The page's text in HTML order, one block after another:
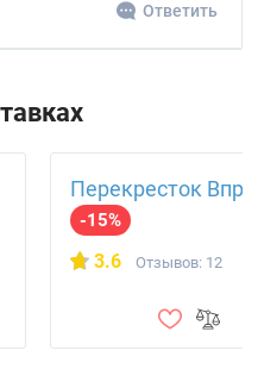
Ответить
Перекресток
-15%
3.6 Отзывов: 12